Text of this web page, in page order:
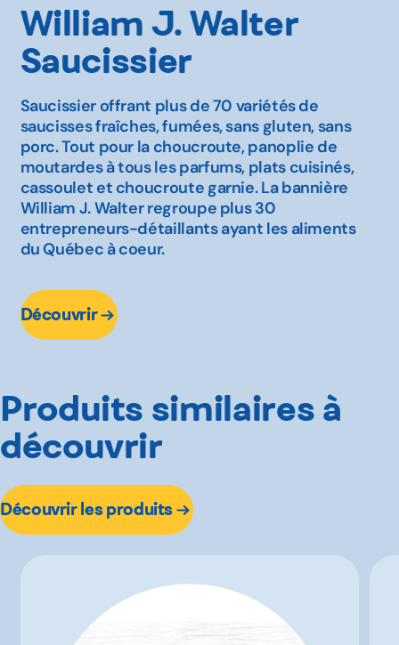
William J. Walter
Saucissier
Saucissier offrant plus de 70 variétés de
saucisses fraîches, fumées, sans gluten, sans
porc. Tout pour la choucroute, panoplie de
moutardes à tous les parfums, plats cuisinés,
cassoulet et choucroute garnie. La bannière
William J. Walter regroupe plus 30
entrepreneurs-détaillants ayant les aliments
du Québec à coeur.
Découvrir
Produits similaires à
découvrir
Découvrir les produits